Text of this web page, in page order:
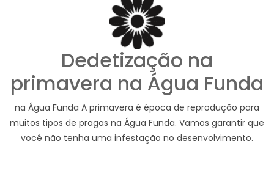
Dedetização na
primavera na Água Funda
na Água Funda A primavera é época de reprodução para
muitos tipos de pragas na Água Funda. Vamos garantir que
você não tenha uma infestação no desenvolvimento.